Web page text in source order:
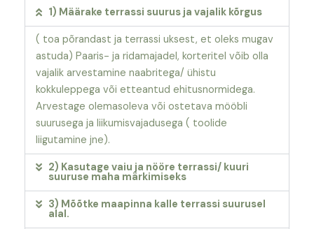
1) Määrake terrassi suurus ja vajalik kõrgus
( toa põrandast ja terrassi uksest, et oleks mugav
astuda) Paaris- ja ridamajadel, korteritel võib olla
vajalik arvestamine naabritega/ ühistu
kokkuleppega või etteantud ehitusnormidega.
Arvestage olemasoleva või ostetava mööbli
suurusega ja liikumisvajadusega ( toolide
liigutamine jne).
2) Kasutage vaiu ja nööre terrassi/ kuuri
suuruse maha märkimiseks
3) Mõõtke maapinna kalle terrassi suurusel
alal.